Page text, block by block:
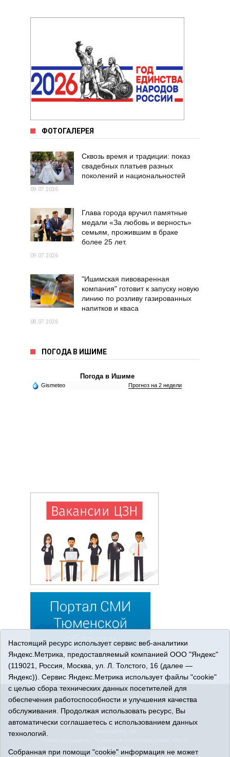
ФОТОГАЛЕРЕЯ
Сквозь время и традиции: показ
свадебных платьев разных
поколений и национальностей
09.07.2026
Глава города вручил памятные
медали «За любовь и верность»
семьям, прожившим в браке
более 25 лет.
09.07.2026
"Ишимская пивоваренная
компания" готовит к запуску новую
линию по розливу газированных
напитков и кваса
08.07.2026
ПОГОДА В ИШИМЕ
Погода в Ишиме
Gismeteo Прогноз на 2 недели
© 2026 Сетевое издание «Ишимская правда». 16+. Все
права защищены.
© При использовании материалов ссылка обязательна.
Адрес редакции: 627750 Тюменская область, г. Ишим, ул.
(34551) 23814
Настоящий ресурс использует сервис веб-аналитики
Яндекс.Метрика, предоставляемый компанией ООО "Яндекс"
(119021, Россия, Москва, ул. Л. Толстого, 16 (далее —
Яндекс)). Сервис Яндекс.Метрика использует файлы "cookie"
с целью сбора технических данных посетителей для
обеспечения работоспособности и улучшения качества
обслуживания. Продолжая использовать ресурс, Вы
автоматически соглашаетесь с использованием данных
технологий.
Собранная при помощи "cookie" информация не может